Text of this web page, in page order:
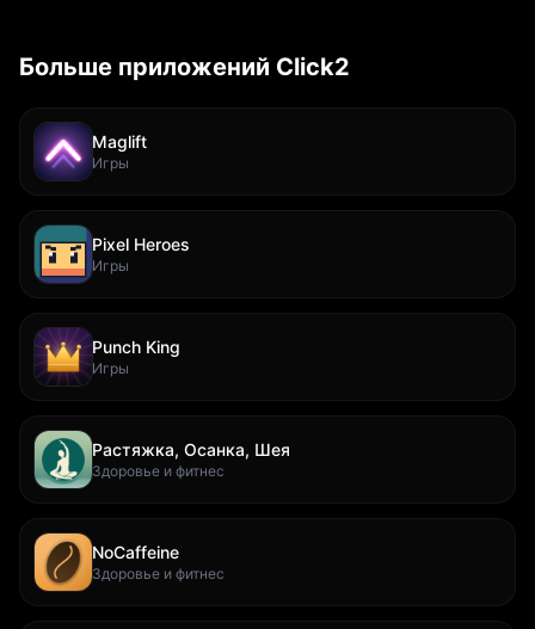
Больше приложений Click2
Maglift
Игры
Pixel Heroes
Игры
Punch King
Игры
Растяжка, Осанка, Шея
Здоровье и фитнес
NoCaffeine
Здоровье и фитнес